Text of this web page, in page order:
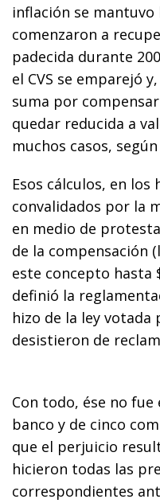
inflación se mantuvo
comenzaron a
padecida durante
el CVS se emparejó
suma por
quedar reducida a
muchos casos,
Esos cálculos, en
convalidados por la
en medio de
de la compensación
este concepto hasta
definió la
hizo de la ley votada
desistieron de
Con todo, ése no fue
banco y de cinco
que el perjuicio
hicieron todas las
correspondientes